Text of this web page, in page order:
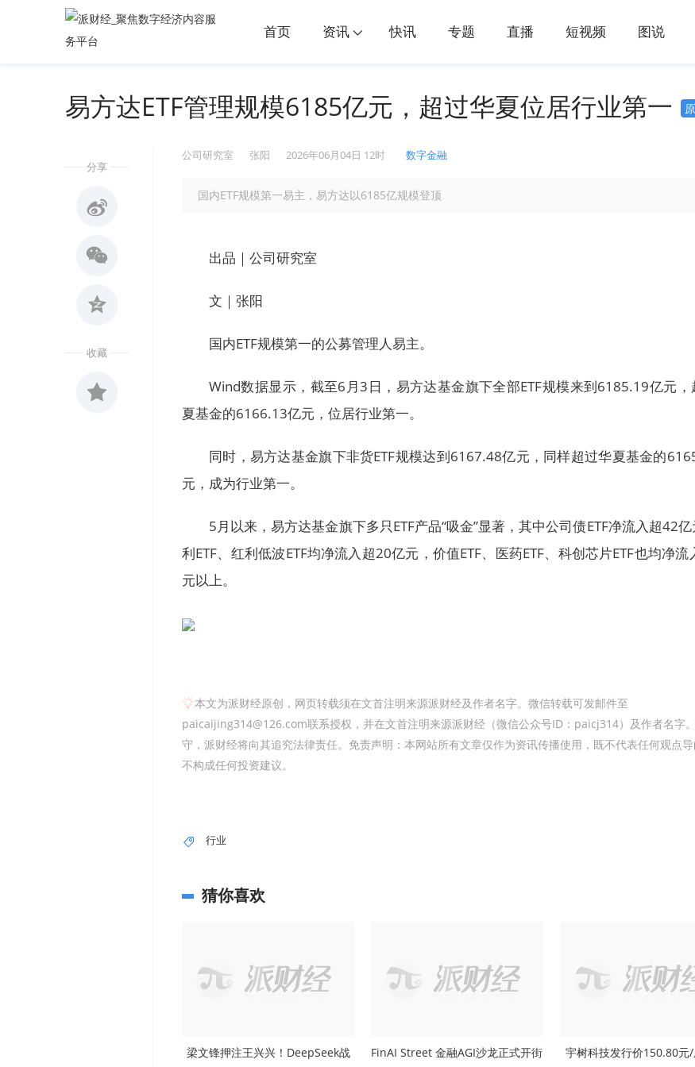
首页 资讯 快讯 专题 直播 短视频 图说
易方达ETF管理规模6185亿元，超过华夏位居行业第一
分享
收藏
公司研究室 张阳 2026年06月04日 12时 数字金融
国内ETF规模第一易主，易方达以6185亿规模登顶
出品｜公司研究室
文｜张阳
国内ETF规模第一的公募管理人易主。
Wind数据显示，截至6月3日，易方达基金旗下全部ETF规模来到6185.19亿元，
夏基金的6166.13亿元，位居行业第一。
同时，易方达基金旗下非货ETF规模达到6167.48亿元，同样超过华夏基金的
元，成为行业第一。
5月以来，易方达基金旗下多只ETF产品“吸金”显著，其中公司债ETF净流入超42
利ETF、红利低波ETF均净流入超20亿元，价值ETF、医药ETF、科创芯片ETF也均净
元以上。
本文为派财经原创，网页转载须在文首注明来源派财经及作者名字。微信转载可发邮件至
paicaijing314@126.com联系授权，并在文首注明来源派财经（微信公众号ID：paicj314）及作者名字
守，派财经将向其追究法律责任。免责声明：本网站所有文章仅作为资讯传播使用，既不代表任何观点
不构成任何投资建议。
行业
猜你喜欢
梁文锋押注王兴兴！DeepSeek战
FinAI Street 金融AGI沙龙正式开街
宇树科技发行价150.80元/